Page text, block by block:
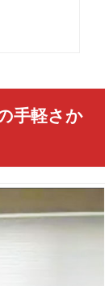
手軽さか